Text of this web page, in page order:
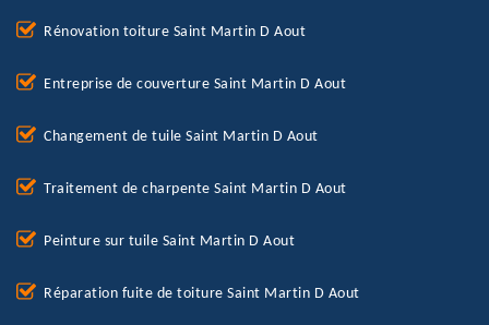
Rénovation toiture Saint Martin D Aout
Entreprise de couverture Saint Martin D Aout
Changement de tuile Saint Martin D Aout
Traitement de charpente Saint Martin D Aout
Peinture sur tuile Saint Martin D Aout
Réparation fuite de toiture Saint Martin D Aout